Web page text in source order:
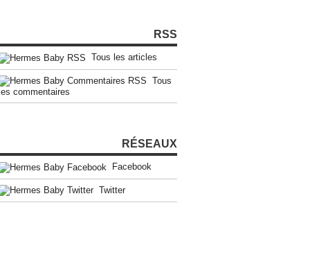
RSS
Tous les articles
Tous
les commentaires
RÉSEAUX
Facebook
Twitter